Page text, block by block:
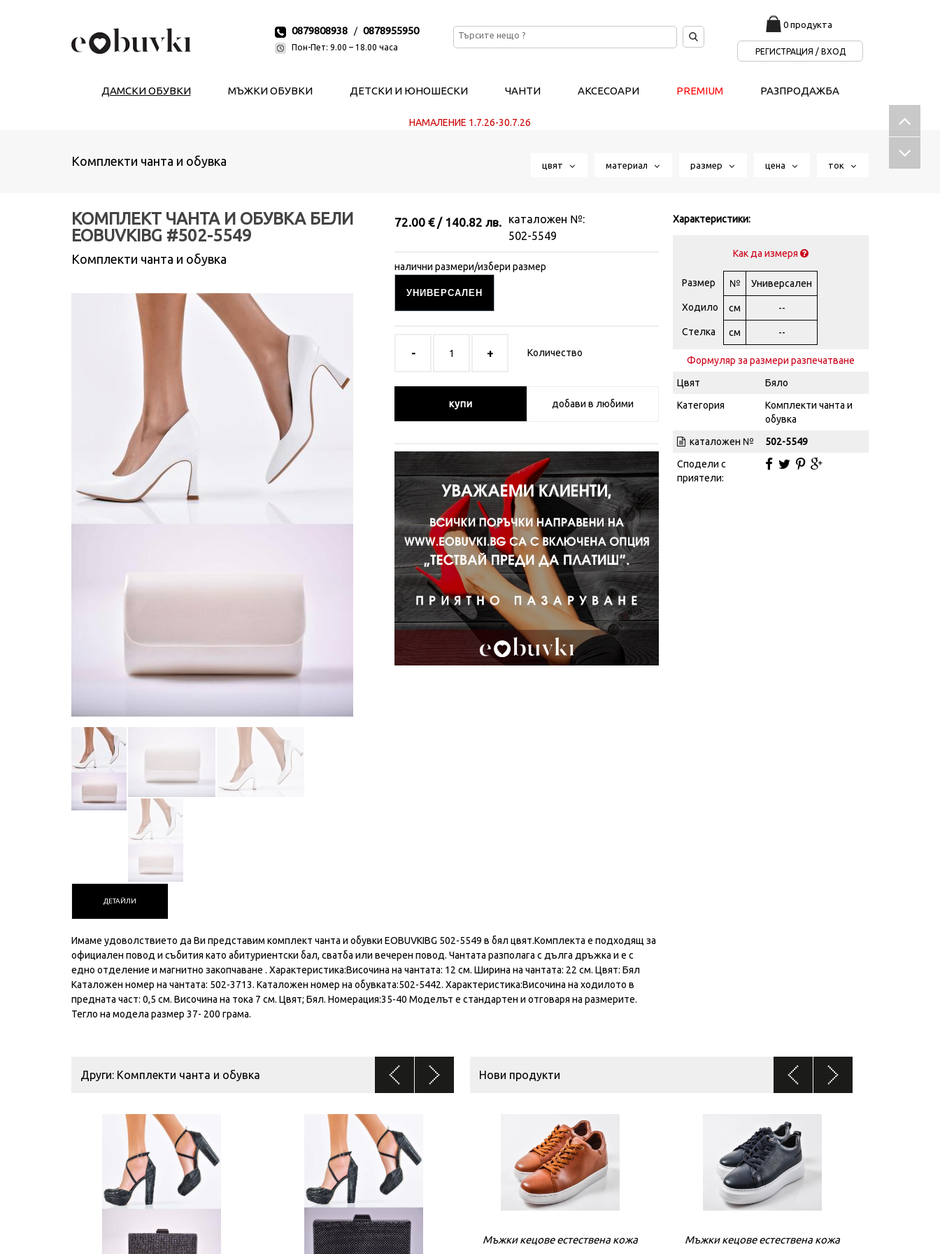
0879808938 / 0878955950
Пон-Пет: 9.00 – 18.00 часа
0 продукта
РЕГИСТРАЦИЯ / ВХОД
ДАМСКИ ОБУВКИ МЪЖКИ ОБУВКИ ДЕТСКИ И ЮНОШЕСКИ ЧАНТИ АКСЕСОАРИ PREMIUM РАЗПРОДАЖБА
НАМАЛЕНИЕ 1.7.26-30.7.26
Комплекти чанта и обувка цвят материал размер цена ток
КОМПЛЕКТ ЧАНТА И ОБУВКА БЕЛИ
EOBUVKIBG #502-5549
Комплекти чанта и обувка
72.00 € / 140.82 лв.
каталожен №:
502-5549
налични размери/избери размер
УНИВЕРСАЛЕН
Количество
купи добави в любими
ДЕТАЙЛИ
Имаме удоволствието да Ви представим комплект чанта и обувки EOBUVKIBG 502-5549 в бял цвят.Комплекта е подходящ за
официален повод и събития като абитуриентски бал, сватба или вечерен повод. Чантата разполага с дълга дръжка и е с
едно отделение и магнитно закопчаване . Характеристика:Височина на чантата: 12 см. Ширина на чантата: 22 см. Цвят: Бял
Kаталожен номер на чантата: 502-3713. Kаталожен номер на обувката:502-5442. Характеристикa:Височина на ходилото в
предната част: 0,5 см. Височина на тока 7 см. Цвят; Бял. Номерация:35-40 Моделът е стандартен и отговаря на размерите.
Тегло на модела размер 37- 200 грама.
Характеристики:
Как да измеря
Размер № Универсален
Ходило см --
Стелка см --
Формуляр за размери разпечатване
Цвят
Бяло
Категория
Комплекти чанта и
обувка
каталожен №
502-5549
Сподели с
приятели:
Други: Комплекти чанта и обувка Нови продукти
Мъжки кецове естествена кожа
Мъжки кецове естествена кожа